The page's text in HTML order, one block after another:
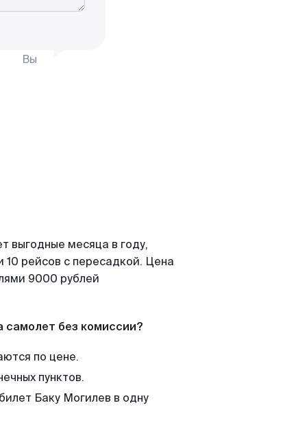
Вы
выгодные месяца в году,
рейсов с пересадкой. Цена
9000 рублей
самолет без комиссии?
по цене.
пунктов.
Баку Могилев в одну